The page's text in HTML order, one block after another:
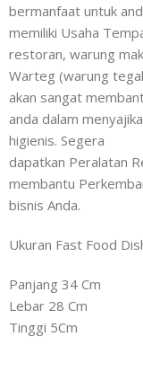
bermanfaat untuk
memiliki Usaha
restoran, warung
Warteg (warung
akan sangat
anda dalam
higienis. Segera
dapatkan Peralatan
membantu
bisnis Anda.
Ukuran Fast Food
Panjang 34 Cm
Lebar 28 Cm
Tinggi 5Cm